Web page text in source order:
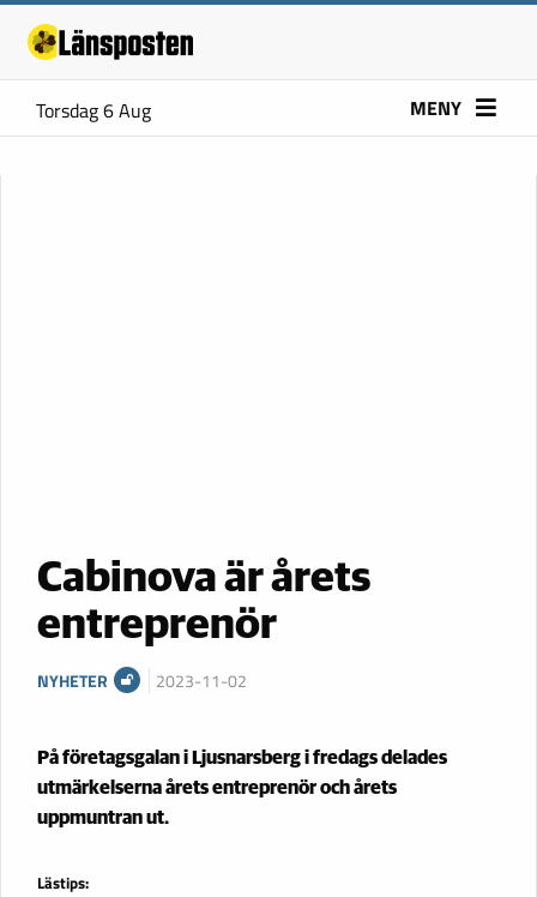
Torsdag 6 Aug MENY
Cabinova är årets
entreprenör
NYHETER 2023-11-02
På företagsgalan i Ljusnarsberg i fredags delades
utmärkelserna årets entreprenör och årets
uppmuntran ut.
Lästips: